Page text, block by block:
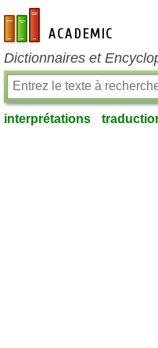
fr-academic.com
Dictionnaires et
interprétations